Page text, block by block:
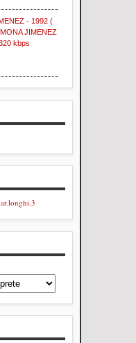
- 1992 (
JIMENEZ
kbps